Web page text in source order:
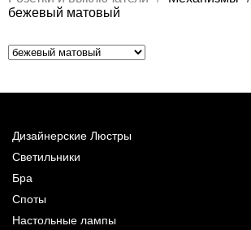
бежевый матовый
Дизайнерские Люстры
Светильники
Бра
Споты
Настольные лампы